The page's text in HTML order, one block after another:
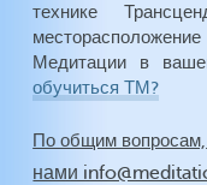
технике
Медитации в
обучиться ТМ?
По общим вопросам,
нами